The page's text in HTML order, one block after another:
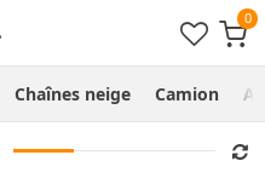
Chaînes neige Camion